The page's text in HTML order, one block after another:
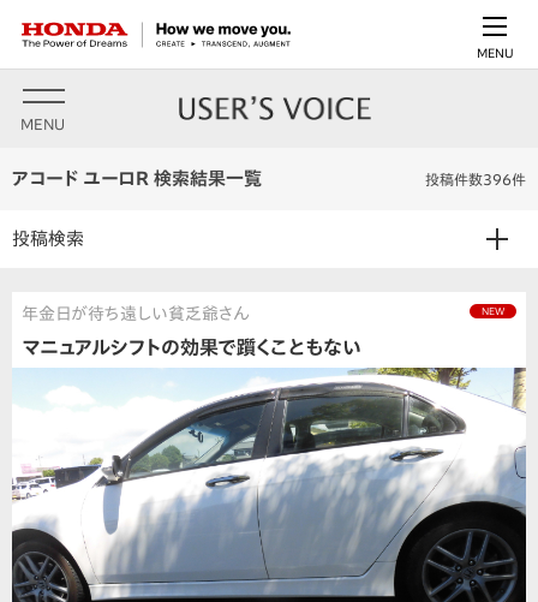
MENU
MENU
アコード ユーロR 検索結果一覧 投稿件数396件
投稿検索
NEW
年金日が待ち遠しい貧乏爺さん
マニュアルシフトの効果で躓くこともない